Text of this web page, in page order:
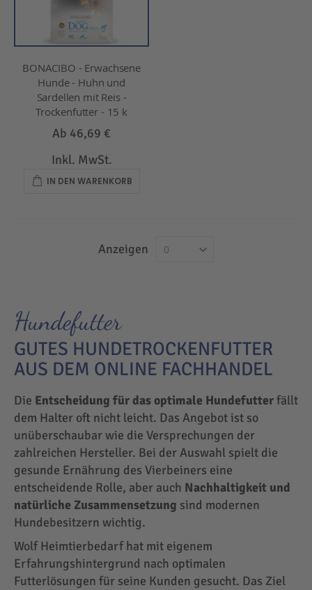
BONACIBO - Erwachsene
Hunde - Huhn und
Sardellen mit Reis -
Trockenfutter - 15 k
Ab 46,69 €
Inkl. MwSt.
IN DEN WARENKORB
Anzeigen
Hundefutter
GUTES HUNDETROCKENFUTTER
AUS DEM ONLINE FACHHANDEL
Die Entscheidung für das optimale Hundefutterfällt
dem Halter oft nicht leicht. Das Angebot ist so
unüberschaubar wie die Versprechungen der
zahlreichen Hersteller. Bei der Auswahl spielt die
gesunde Ernährung des Vierbeiners eine
entscheidende Rolle, aber auch Nachhaltigkeit und
natürliche Zusammensetzung sind modernen
Hundebesitzern wichtig.
Wolf Heimtierbedarf hat mit eigenem
Erfahrungshintergrund nach optimalen
Futterlösungen für seine Kunden gesucht. Das Ziel